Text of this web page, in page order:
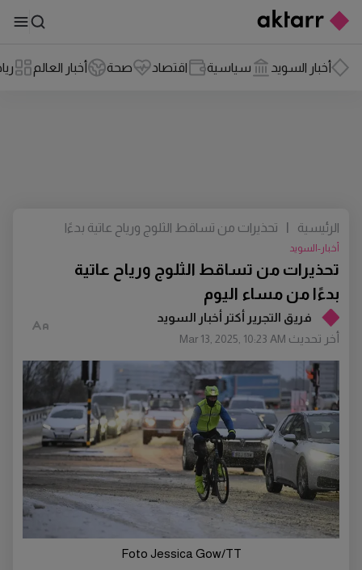
أخبار السويد سياسية اقتصاد صحة أخبار العالم
فريق التجرير أكتر أخبار السويد
أخر تحديث Mar 13, 2025, 10:23 AM
تحذيرات من تساقط الثلوج ورياح عاتية
بدءًا من مساء اليوم
أخبار-السويد
الرئيسية
تحذيرات من تساقط الثلوج ورياح عاتية بدءًا
Foto Jessica Gow/TT